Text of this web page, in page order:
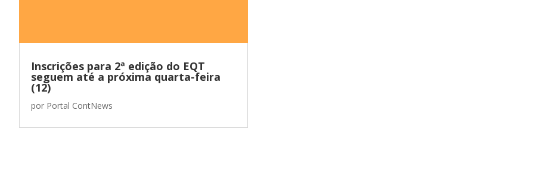
Inscrições para 2ª edição do EQT
seguem até a próxima quarta-feira
(12)
por Portal ContNews